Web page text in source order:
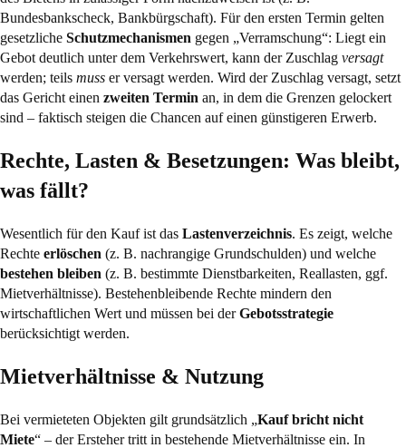
Bundesbankscheck, Bankbürgschaft). Für den ersten Termin gelten
gesetzliche Schutzmechanismen gegen „Verramschung“: Liegt ein
Gebot deutlich unter dem Verkehrswert, kann der Zuschlag versagt
werden; teils muss er versagt werden. Wird der Zuschlag versagt, setzt
das Gericht einen zweiten Termin an, in dem die Grenzen gelockert
sind – faktisch steigen die Chancen auf einen günstigeren Erwerb.
Rechte, Lasten & Besetzungen: Was bleibt,
was fällt?
Wesentlich für den Kauf ist das Lastenverzeichnis. Es zeigt, welche
Rechte erlöschen (z. B. nachrangige Grundschulden) und welche
bestehen bleiben (z. B. bestimmte Dienstbarkeiten, Reallasten, ggf.
Mietverhältnisse). Bestehenbleibende Rechte mindern den
wirtschaftlichen Wert und müssen bei derGebotsstrategie
berücksichtigt werden.
Mietverhältnisse & Nutzung
Bei vermieteten Objekten gilt grundsätzlich „Kauf bricht nicht
Miete“ – der Ersteher tritt in bestehende Mietverhältnisse ein. In